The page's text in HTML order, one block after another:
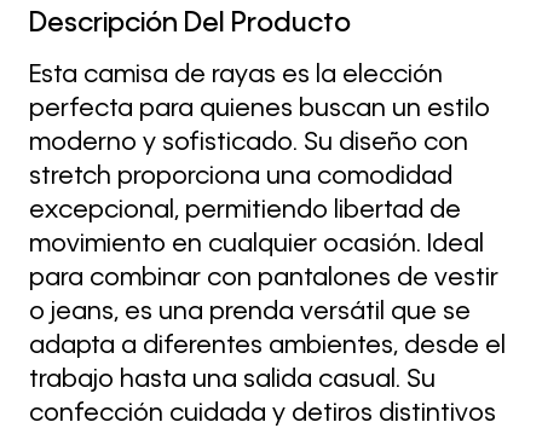
Descripción Del Producto
Esta camisa de rayas es la elección
perfecta para quienes buscan un estilo
moderno y sofisticado. Su diseño con
stretch proporciona una comodidad
excepcional, permitiendo libertad de
movimiento en cualquier ocasión. Ideal
para combinar con pantalones de vestir
o jeans, es una prenda versátil que se
adapta a diferentes ambientes, desde el
trabajo hasta una salida casual. Su
confección cuidada y detiros distintivos